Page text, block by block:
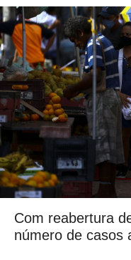
Amazônia
Com reabertura
número de casos